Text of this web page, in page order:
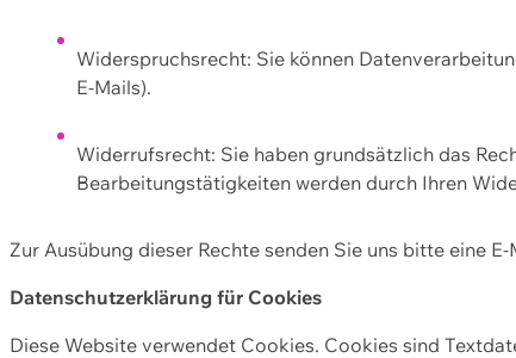
Widerspruchsrecht: Sie können
E-Mails).
Widerrufsrecht: Sie haben grundsätzlich das
Bearbeitungstätigkeiten werden durch Ihren
Zur Ausübung dieser Rechte senden Sie uns bitte eine
Datenschutzerklärung für Cookies
Diese Website verwendet Cookies. Cookies sind